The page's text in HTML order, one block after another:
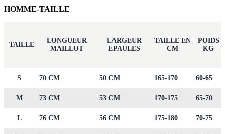
HOMME-TAILLE
TAILLE
LONGUEUR
MAILLOT
LARGEUR
EPAULES
TAILLE EN
CM
POIDS
KG
S 70 CM 50 CM 165-170 60-65
M 73 CM 53 CM 170-175 65-70
L 76 CM 56 CM 175-180 70-75